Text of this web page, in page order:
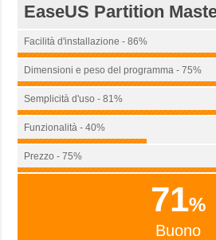
EaseUS Partition
Facilità d'installazione - 86%
Dimensioni e peso del programma - 75%
Semplicità d'uso - 81%
Funzionalità - 40%
Prezzo - 75%
71%
Buono